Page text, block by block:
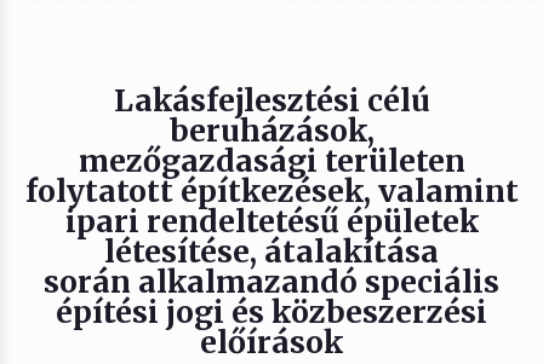
Lakásfejlesztési célú
beruházások,
mezőgazdasági területen
folytatott építkezések, valamint
ipari rendeltetésű épületek
létesítése, átalakítása
során alkalmazandó speciális
építési jogi és közbeszerzési
előírások